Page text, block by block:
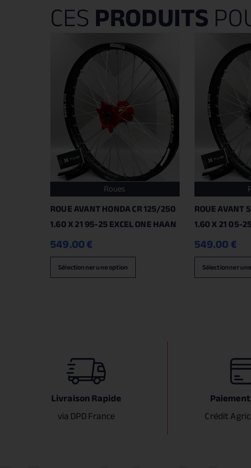
CESPRODUITS
Roues
ROUE AVANT HONDA CR 125/250
1.60 X 21 95-25 EXCEL ONE HAAN
549.00€
Sélectionner une option
ROUE AVANT
1.60 X 21 05-
549.00€
Sélectionner
Livraison Rapide
via DPD France
Crédit